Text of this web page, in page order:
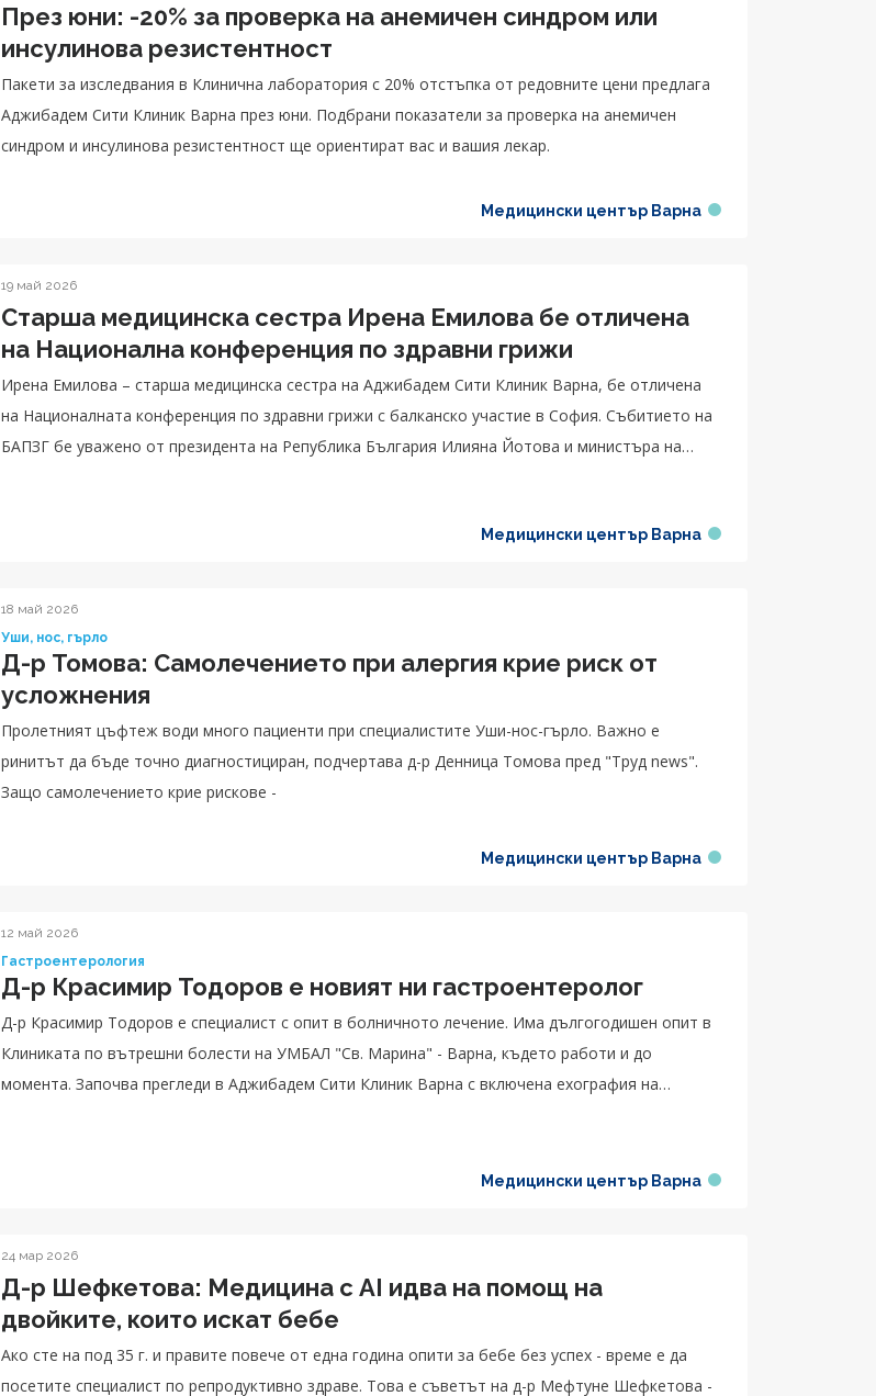
През юни: -20% за проверка на анемичен синдром или
инсулинова резистентност
Пакети за изследвания в Клинична лаборатория с 20% отстъпка от редовните цени предлага
Аджибадем Сити Клиник Варна през юни. Подбрани показатели за проверка на анемичен
синдром и инсулинова резистентност ще ориентират вас и вашия лекар.
Медицински център Варна
19 май 2026
Старша медицинска сестра Ирена Емилова бе отличена
на Национална конференция по здравни грижи
Ирена Емилова – старша медицинска сестра на Аджибадем Сити Клиник Варна, бе отличена
на Националната конференция по здравни грижи с балканско участие в София. Събитието на
БАПЗГ бе уважено от президента на Република България Илияна Йотова и министъра на
Медицински център Варна
18 май 2026
Уши, нос, гърло
Д-р Томова: Самолечението при алергия крие риск от
усложнения
Пролетният цъфтеж води много пациенти при специалистите Уши-нос-гърло. Важно е
ринитът да бъде точно диагностициран, подчертава д-р Денница Томова пред "Труд news".
Защо самолечението крие рискове -
Медицински център Варна
12 май 2026
Гастроентерология
Д-р Красимир Тодоров е новият ни гастроентеролог
Д-р Красимир Тодоров е специалист с опит в болничното лечение. Има дългогодишен опит в
Клиниката по вътрешни болести на УМБАЛ "Св. Марина" - Варна, където работи и до
момента. Започва прегледи в Аджибадем Сити Клиник Варна с включена ехография на
Медицински център Варна
24 мар 2026
Д-р Шефкетова: Медицина с AI идва на помощ на
двойките, които искат бебе
Ако сте на под 35 г. и правите повече от една година опити за бебе без успех - време е да
посетите специалист по репродуктивно здраве. Това е съветът на д-р Мефтуне Шефкетова -